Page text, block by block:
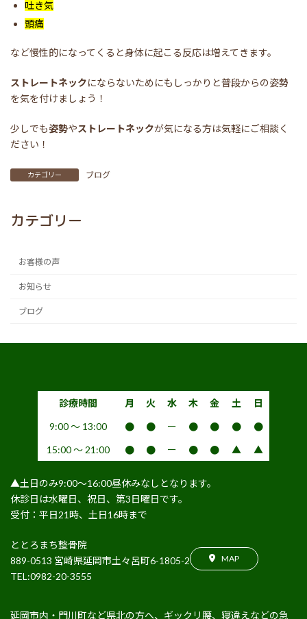
吐き気
頭痛
など慢性的になってくると身体に起こる反応は増えてきます。
ストレートネックにならないためにもしっかりと普段からの姿勢
を気を付けましょう！
少しでも姿勢やストレートネックが気になる方は気軽にご相談く
ださい！
カテゴリー ブログ
カテゴリー
お客様の声
お知らせ
ブログ
診療時間 月 火 水 木 金 土
日
9:00 〜 13:00
● ● ー ● ● ●
●
15:00 〜 21:00
● ● ー ● ● ▲ ▲
▲土日のみ9:00〜16:00昼休みなしとなります。
休診日は水曜日、祝日、第3日曜日です。
受付：平日21時、土日16時まで
ととろまち整骨院
889-0513 宮崎県延岡市土々呂町6-1805-2
TEL:0982-20-3555
MAP
延岡市内・門川町など県北の方へ、ギックリ腰、寝違えなどの急